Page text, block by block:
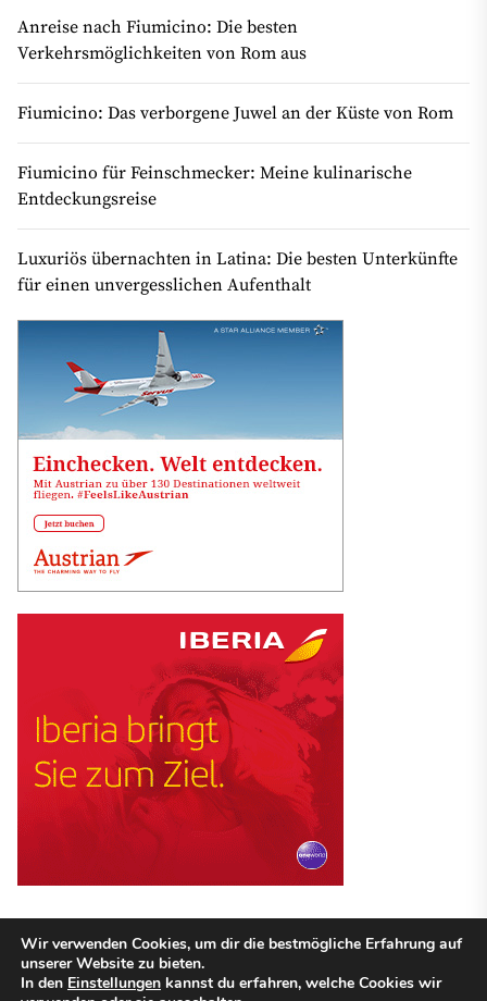
Anreise nach Fiumicino: Die besten
Verkehrsmöglichkeiten von Rom aus
Fiumicino: Das verborgene Juwel an der Küste von Rom
Fiumicino für Feinschmecker: Meine kulinarische
Entdeckungsreise
Luxuriös übernachten in Latina: Die besten Unterkünfte
für einen unvergesslichen Aufenthalt
Copyright © 2026 Guenstige Hotel. ALLE RECHTE VORBEHALTEN.
Wir verwenden Cookies, um dir die bestmögliche Erfahrung auf
unserer Website zu bieten.
In den Einstellungen kannst du erfahren, welche Cookies wir